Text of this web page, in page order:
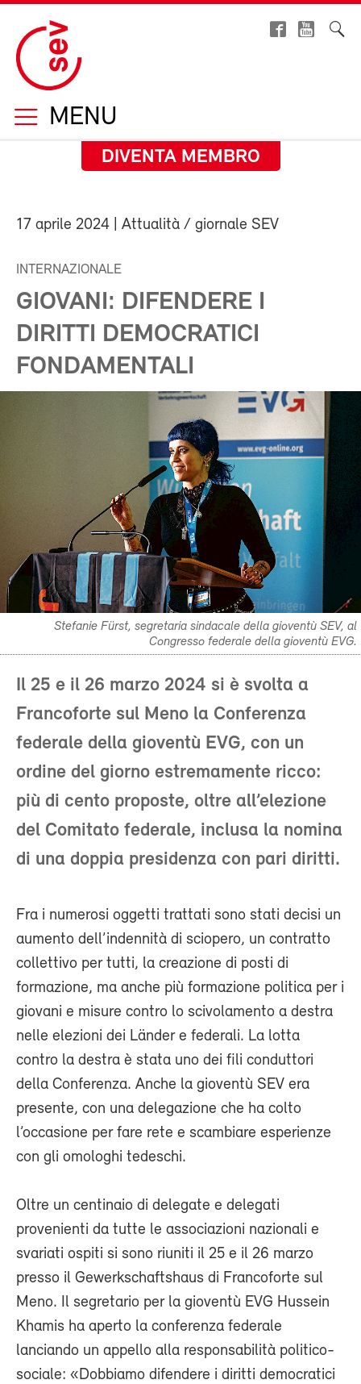
MENU
DIVENTA MEMBRO
17 aprile 2024 | Attualità / giornale SEV
INTERNAZIONALE
GIOVANI: DIFENDERE I
DIRITTI DEMOCRATICI
FONDAMENTALI
Stefanie Fürst, segretaria sindacale della gioventù SEV, al
Congresso federale della gioventù EVG.
Il 25 e il 26 marzo 2024 si è svolta a
Francoforte sul Meno la Conferenza
federale della gioventù EVG, con un
ordine del giorno estremamente ricco:
più di cento proposte, oltre all’elezione
del Comitato federale, inclusa la nomina
di una doppia presidenza con pari diritti.
Fra i numerosi oggetti trattati sono stati decisi un
aumento dell’indennità di sciopero, un contratto
collettivo per tutti, la creazione di posti di
formazione, ma anche più formazione politica per i
giovani e misure contro lo scivolamento a destra
nelle elezioni dei Länder e federali. La lotta
contro la destra è stata uno dei fili conduttori
della Conferenza. Anche la gioventù SEV era
presente, con una delegazione che ha colto
l’occasione per fare rete e scambiare esperienze
con gli omologhi tedeschi.
Oltre un centinaio di delegate e delegati
provenienti da tutte le associazioni nazionali e
svariati ospiti si sono riuniti il 25 e il 26 marzo
presso il Gewerkschaftshaus di Francoforte sul
Meno. Il segretario per la gioventù EVG Hussein
Khamis ha aperto la conferenza federale
lanciando un appello alla responsabilità politico-
sociale: «Dobbiamo difendere i diritti democratici